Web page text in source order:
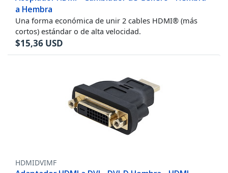
a Hembra
Una forma económica de unir 2 cables HDMI® (más
cortos) estándar o de alta velocidad.
$15,36 USD
HDMIDVIMF